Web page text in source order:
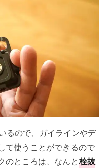
るので、ガイラインやデ
て使うことができるので
のところは、なんと栓抜